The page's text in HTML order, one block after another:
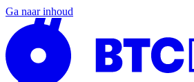
Ga naar inhoud